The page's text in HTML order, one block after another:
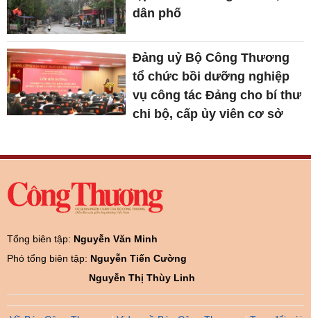
dân phố
Đảng uỷ Bộ Công Thương
tổ chức bồi dưỡng nghiệp
vụ công tác Đảng cho bí thư
chi bộ, cấp ủy viên cơ sở
Tổng biên tập: Nguyễn Văn Minh
Phó tổng biên tập: Nguyễn Tiến Cường
Nguyễn Thị Thùy Linh